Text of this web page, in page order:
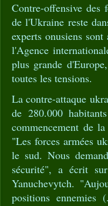
Contre-offensive des
de l'Ukraine reste
experts onusiens
l'Agence
plus grande
toutes les tensions.
La contre-attaque
de 280.000
commencement de
"Les forces armées
le sud. Nous
sécurité", a écrit
Yanuchevytch.
positions